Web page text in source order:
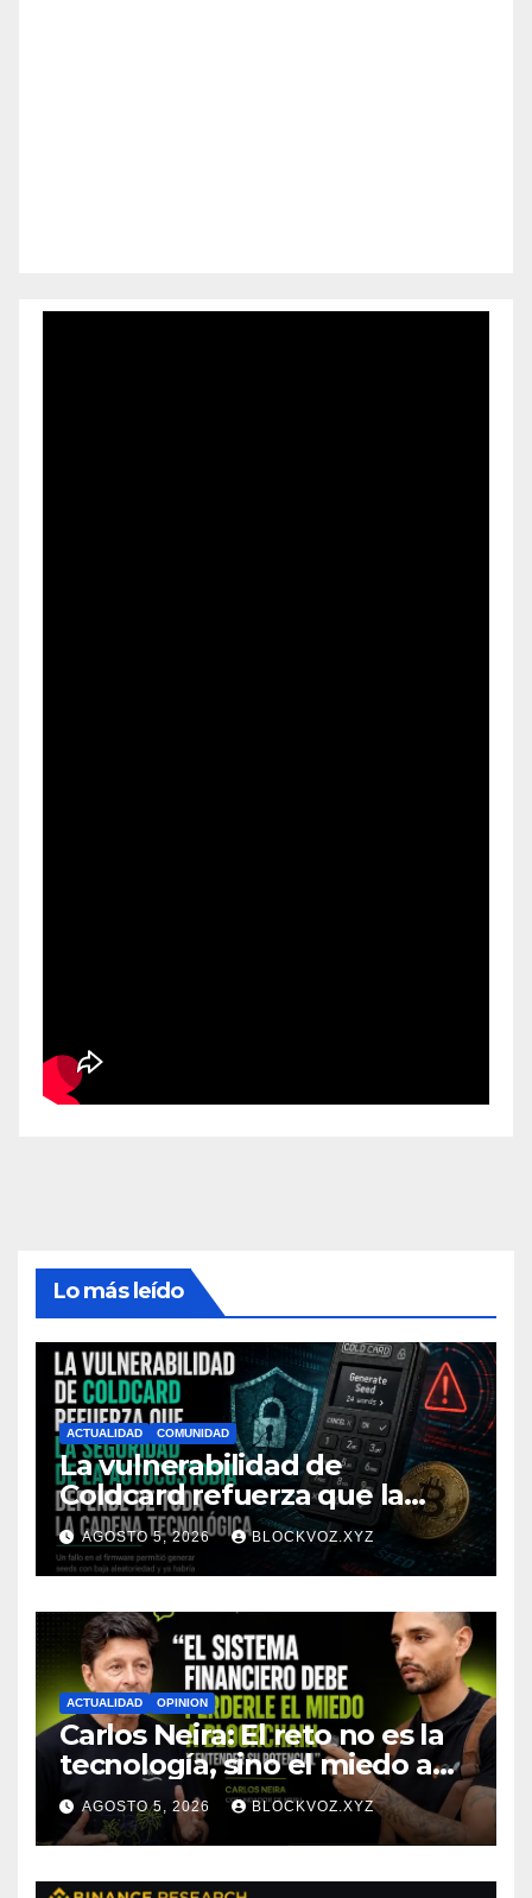
Lo más leído
ACTUALIDAD COMUNIDAD
La vulnerabilidad de
Coldcard refuerza que la
seguridad de la autocustodia
depende de toda la cadena
tecnológica, afirma CoinEx
Research
AGOSTO 5, 2026 BLOCKVOZ.XYZ
ACTUALIDAD OPINION
Carlos Neira: El reto no es la
tecnología, sino el miedo a
entenderla
AGOSTO 5, 2026 BLOCKVOZ.XYZ